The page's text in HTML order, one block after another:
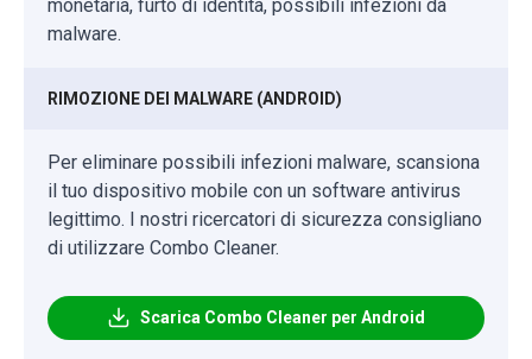
monetaria, furto di identità, possibili infezioni da
malware.
RIMOZIONE DEI MALWARE (ANDROID)
Per eliminare possibili infezioni malware, scansiona
il tuo dispositivo mobile con un software antivirus
legittimo. I nostri ricercatori di sicurezza consigliano
di utilizzare Combo Cleaner.
Scarica Combo Cleaner per Android